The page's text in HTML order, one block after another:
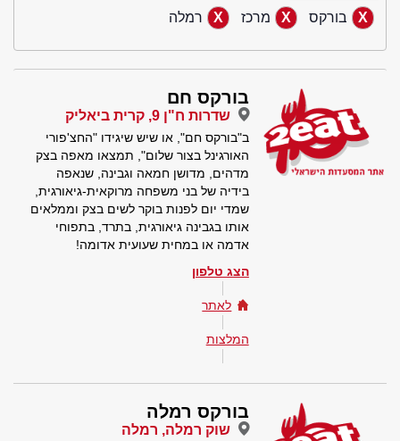
בורקס
מרכז רמלה
בורקס חם
שדרות ח"ן 9, קרית ביאליק
ב"בורקס חם", או שיש שיגידו "החצ'פורי
האורגינל בצור שלום", תמצאו מאפה בצק
מדהים, מדושן חמאה וגבינה, שנאפה
בידיה של בני משפחה מרוקאית-גיאורגית,
שמדי יום לפנות בוקר לשים בצק וממלאים
אותו בגבינה גיאורגית, בתרד, בתפוחי
אדמה או במחית שעועית אדומה!
הצג טלפון
לאתר
המלצות
בורקס רמלה
שוק רמלה, רמלה